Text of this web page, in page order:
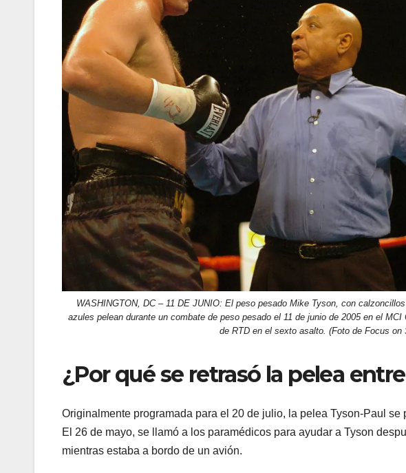
WASHINGTON, DC – 11 DE JUNIO: El peso pesado Mike Tyson, con
azules pelean durante un combate de peso pesado el 11 de junio de 2005 en el
de RTD en el sexto asalto. (Foto de Focus on
¿Por qué se retrasó la pelea
Originalmente programada para el 20 de julio, la pelea Tyson-Paul
El 26 de mayo, se llamó a los paramédicos para ayudar a Tyson
mientras estaba a bordo de un avión.